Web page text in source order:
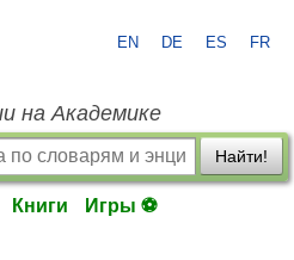
EN DE ES FR
на Академике
Найти!
Книги Игры ⚽